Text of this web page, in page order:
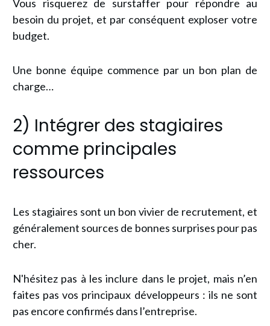
Vous risquerez de surstaffer pour répondre au
besoin du projet, et par conséquent exploser votre
budget.
Une bonne équipe commence par un bon plan de
charge…
2) Intégrer des stagiaires
comme principales
ressources
Les stagiaires sont un bon vivier de recrutement, et
généralement sources de bonnes surprises pour pas
cher.
N'hésitez pas à les inclure dans le projet, mais n’en
faites pas vos principaux développeurs : ils ne sont
pas encore confirmés dans l’entreprise.